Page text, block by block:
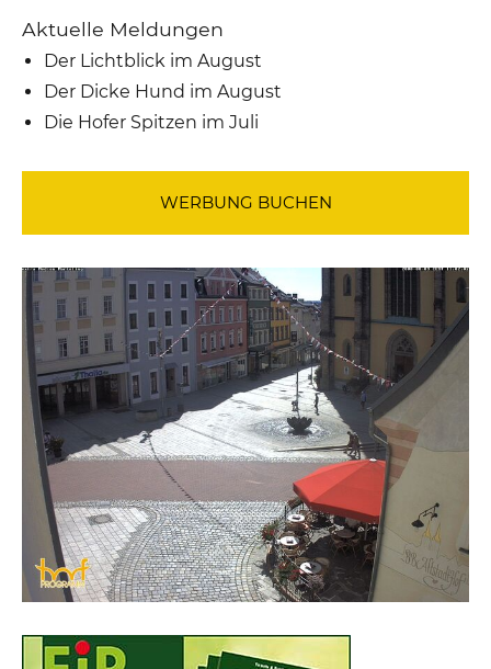
Aktuelle Meldungen
Der Lichtblick im August
Der Dicke Hund im August
Die Hofer Spitzen im Juli
WERBUNG BUCHEN